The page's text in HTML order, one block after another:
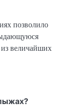
позволило
величайших